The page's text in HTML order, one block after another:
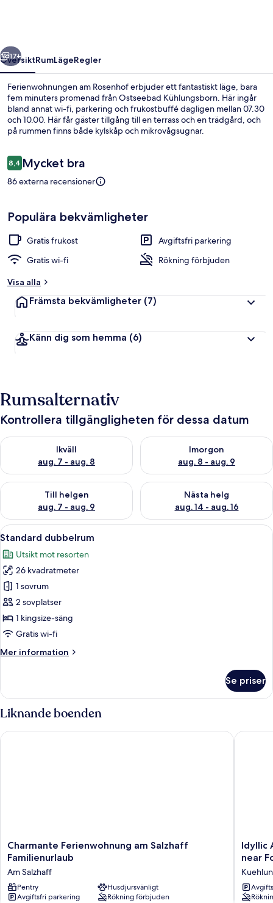
Nästa
17+
ÖversiktRumLägeRegler
Ferienwohnungen am Rosenhof erbjuder ett fantastiskt läge, bara
fem minuters promenad från Ostseebad Kühlungsborn. Här ingår
bland annat wi-fi, parkering och frukostbuffé dagligen mellan 07.30
och 10.00. Här får gäster tillgång till en terrass och en trädgård, och
på rummen finns både kylskåp och mikrovågsugnar.
Recensioner
8,48,4 av 10,
Mycket bra
86 externa recensioner
Populära bekvämligheter
Gratis frukost
Avgiftsfri parkering
Gratis wi-fi
Rökning förbjuden
Visa alla
Främsta bekvämligheter (7)
Känn dig som hemma (6)
Rumsalternativ
Kontrollera tillgängligheten för dessa datum
Ikväll
aug. 7 - aug. 8
Kontrollera tillgängligheten för ikväll aug. 7 - aug. 8
Imorgon
aug. 8 - aug. 9
Kontrollera tillgängligheten
Till helgen
aug. 7 - aug. 9
Kontrollera tillgängligheten för den här helgen aug. 7 - aug. 9
Nästa helg
aug. 14 - aug. 16
Kontrollera tillgängligheten
Öppna
alla
foton
för
Standard
dubbelrum
Ett hotellrum med en säng, en
15
Standard dubbelrum
Utsikt mot resorten
26 kvadratmeter
1 sovrum
2 sovplatser
1 kingsize-säng
Gratis wi-fi
Mer information
Mer
dubbelrum
Se priser
Liknande boenden
Charmante
Ferienwohnung
Salzhaff
Familienurlaub
Am
Charmante Ferienwohnung am Salzhaff
Familienurlaub
Am Salzhaff
Pentry
Husdjursvänligt
Avgiftsfri parkering
Rökning förbjuden
Charmante Ferienwohnung am Salzhaff Familienurlaub
Idyllic
near
Idyllic
near
Idyllic